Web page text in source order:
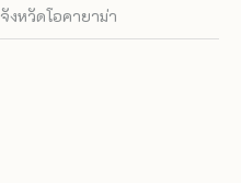
จังหวัดโอคายาม่า